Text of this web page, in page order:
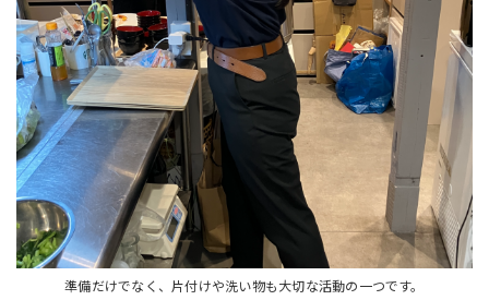
準備だけでなく、片付けや洗い物も大切な活動の一つです。